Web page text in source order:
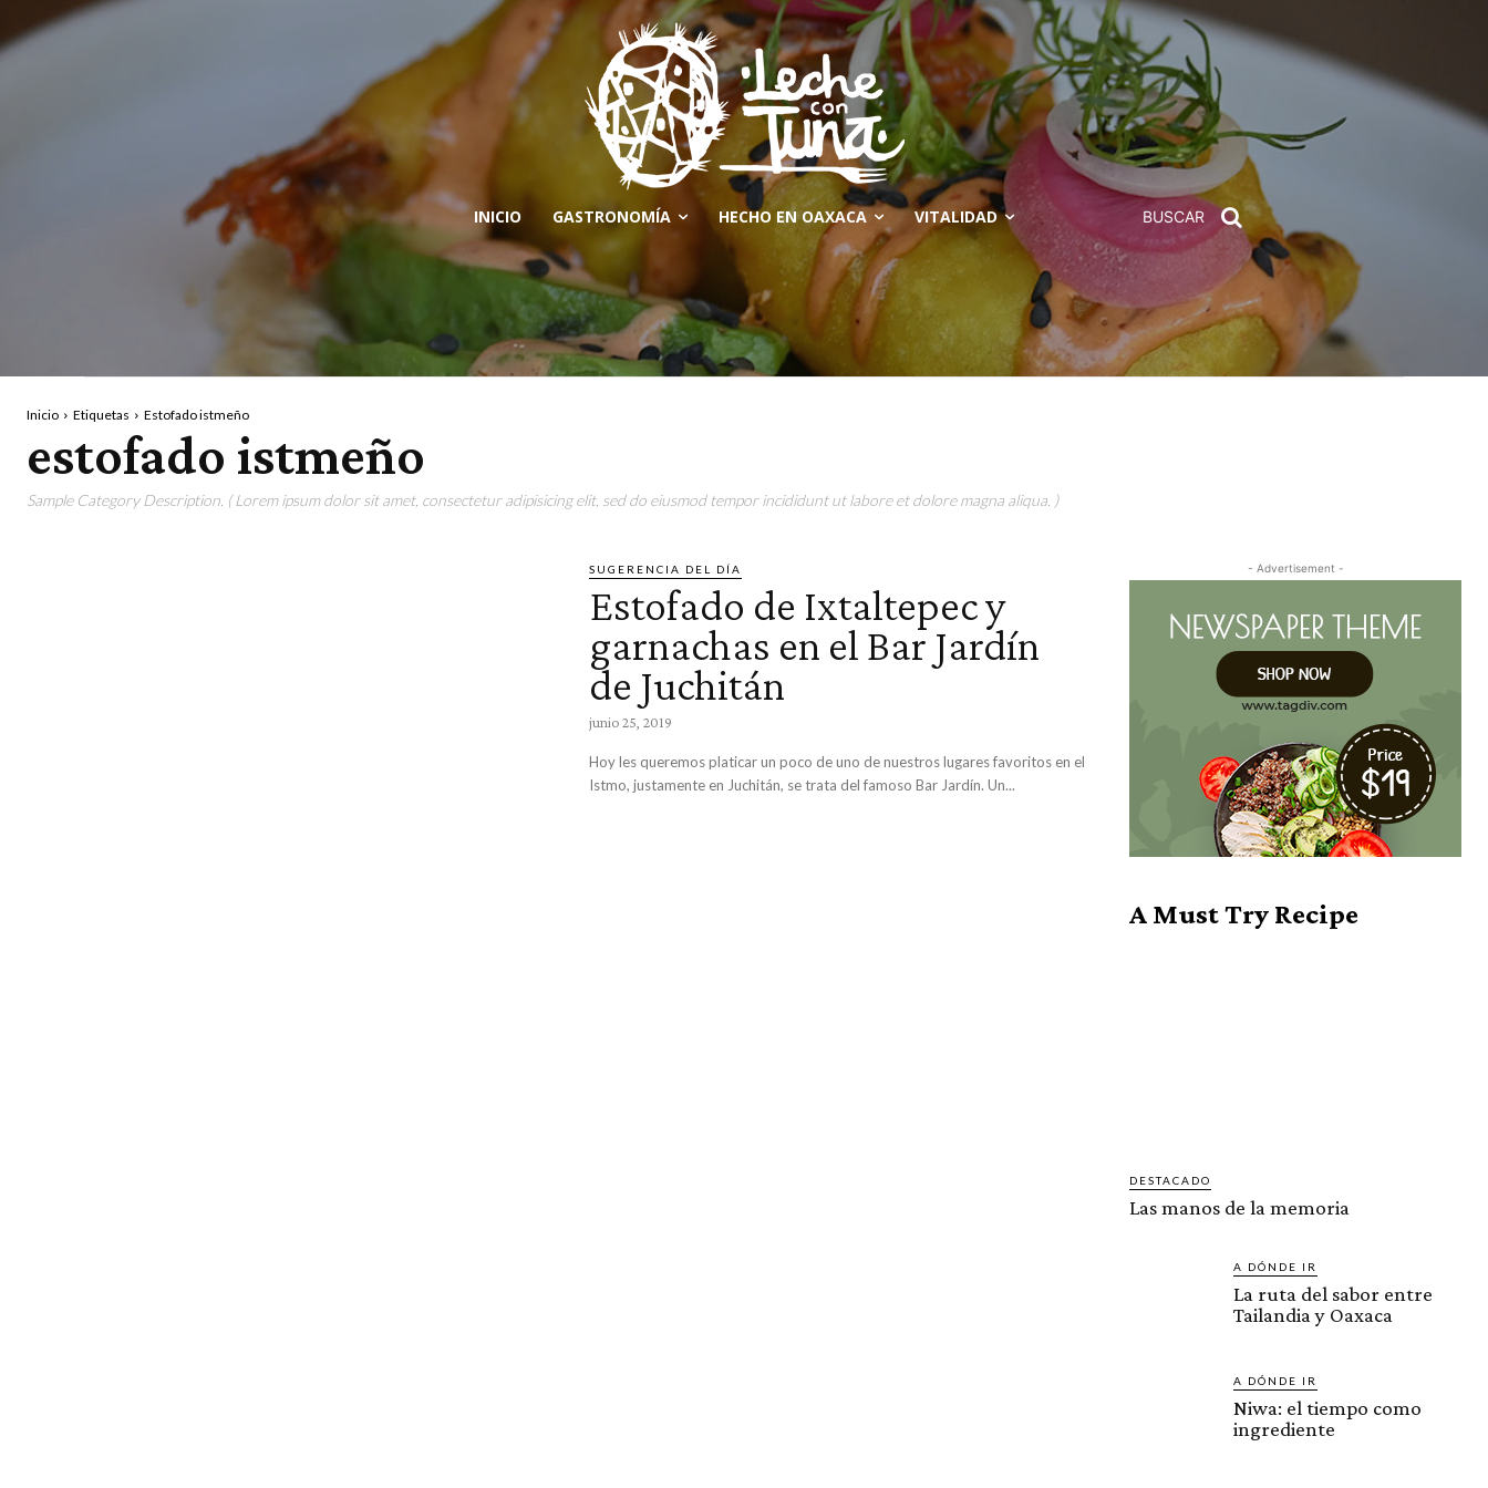
INICIO GASTRONOMÍA HECHO EN OAXACA VITALIDAD BUSCAR
Inicio Etiquetas Estofado istmeño
estofado istmeño
Sample Category Description. ( Lorem ipsum dolor sit amet, consectetur adipisicing elit, sed do eiusmod tempor incididunt ut labore et dolore magna aliqua. )
SUGERENCIA DEL DÍA
Estofado de Ixtaltepec y
garnachas en el Bar Jardín
de Juchitán
junio 25, 2019
Hoy les queremos platicar un poco de uno de nuestros lugares favoritos en el
Istmo, justamente en Juchitán, se trata del famoso Bar Jardín. Un...
- Advertisement -
A Must Try Recipe
DESTACADO
Las manos de la memoria
A DÓNDE IR
La ruta del sabor entre
Tailandia y Oaxaca
A DÓNDE IR
Niwa: el tiempo como
ingrediente